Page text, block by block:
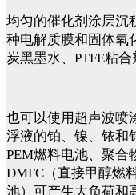
均匀的催化剂涂层沉
种电解质膜和固体氧
炭黑墨水、PTFE粘
也可以使用超声波喷
浮液的铂、镍、铱和
PEM燃料电池、聚合
DMFC（直接甲醇燃
池）可产生大负荷和